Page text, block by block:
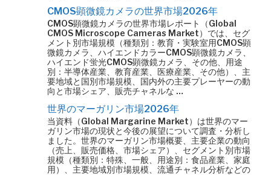
CMOS顕微鏡カメラの世界市場2026年
CMOS顕微鏡カメラの世界市場レポート（Global
CMOS Microscope Cameras Market）では、セグ
メント別市場規模（種類別：教育・実験室用CMOS顕
微鏡カメラ、ハイエンドカラーCMOS顕微鏡カメラ、
ハイエンド蛍光CMOS顕微鏡カメラ、その他、用途
別：半導体産業、教育産業、医療産業、その他）、主
要地域と国別市場規模、国内外の主要プレーヤーの動
向と市場シェア、販売チャネルな …
世界のマーガリン市場2026年
当資料（Global Margarine Market）は世界のマー
ガリン市場の現状と今後の展望について調査・分析し
ました。世界のマーガリン市場概要、主要企業の動向
（売上、販売価格、市場シェア）、セグメント別市場
規模（種類別：特殊、一般、用途別：食品産業、家庭
用）、主要地域別市場規模、流通チャネル分析などの